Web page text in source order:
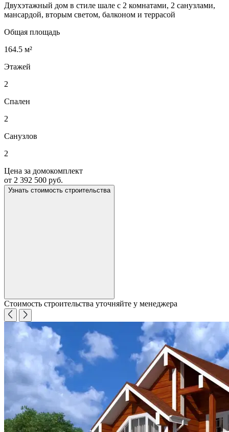
Двухэтажный дом в стиле шале с 2 комнатами, 2 санузлами,
мансардой, вторым светом, балконом и террасой
Общая площадь
164.5 м²
Этажей
2
Спален
2
Санузлов
2
Цена за домокомплект
от 2 392 500 руб.
Узнать стоимость строительства
Стоимость строительства уточняйте у менеджера